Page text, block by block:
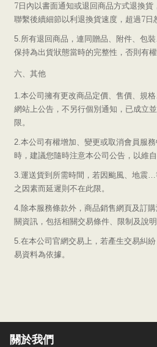
7 日內以書面通知或退回商品方式退換
聯繫後續細節以利退換貨速度，超過7 日
5.所有退回商品，連同贈品、附件、包
保持為出貨狀態當時的完整性，否則有權
六、其他
1.本公司擁有更改商品定價、售價、規
網站上公告，不另行個別通知，已成立
限。
2.本公司有權增加、變更或取消會員服
時，建議您隨時注意本公司公告，以維自
3.運送貨到所需時間，若因颱風、地震
之因素而延遲則不在此限。
4.除本服務條款外，商品銷售網頁及訂
關資訊，包括相關交易條件、限制及說
5.在本公司官網交易上，若產生交易糾
易資料為依據。
關於